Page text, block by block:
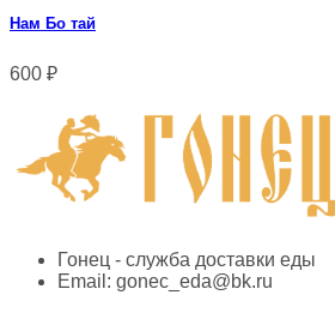
Нам Бо тай
600 ₽
Гонец - служба доставки еды
Email: gonec_eda@bk.ru